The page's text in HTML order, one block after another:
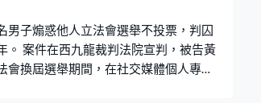
男子煽惑他人立法會選舉不投票，判囚
。 案件在西九龍裁判法院宣判，被告黃
會換屆選舉期間，在社交媒體個人專頁